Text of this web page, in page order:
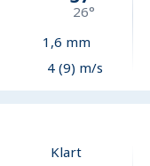
26°
1,6 mm
4 (9) m/s
Klart